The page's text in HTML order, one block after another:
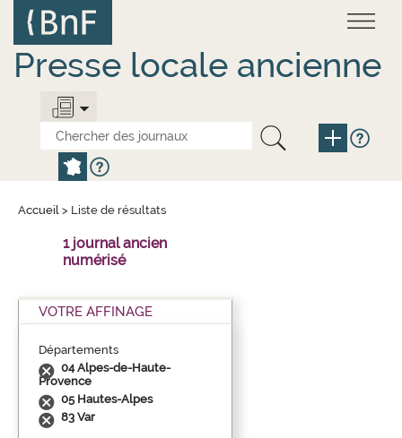
contenu
principal
Presse locale ancienne
Accueil > Liste de résultats
1 journal ancien
numérisé
VOTRE AFFINAGE
Départements
04 Alpes-de-Haute-
Provence
05 Hautes-Alpes
83 Var
Panneau de gestion des cookies